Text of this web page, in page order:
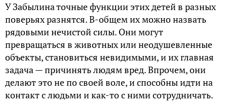
У Забылина точные функции этих детей в разных
поверьях разнятся. В-общем их можно назвать
рядовыми нечистой силы. Они могут
превращаться в животных или неодушевленные
объекты, становиться невидимыми, и их главная
задача — причинять людям вред. Впрочем, они
делают это не по своей воле, и способны идти на
контакт с людьми и как-то с ними сотрудничать.